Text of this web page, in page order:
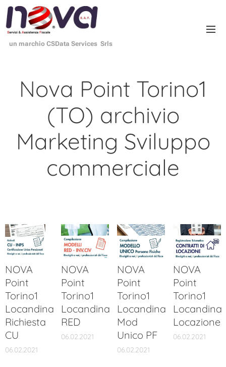
un marchio CSData Services Srls
Nova Point Torino1
(TO) archivio
Marketing Sviluppo
commerciale
NOVA
Point
Torino1
Locandina
Richiesta
CU
06.02.2021
NOVA
Point
Torino1
Locandina
RED
06.02.2021
NOVA
Point
Torino1
Locandina
Mod
Unico PF
06.02.2021
NOVA
Point
Torino1
Locandina
Locazione
06.02.2021